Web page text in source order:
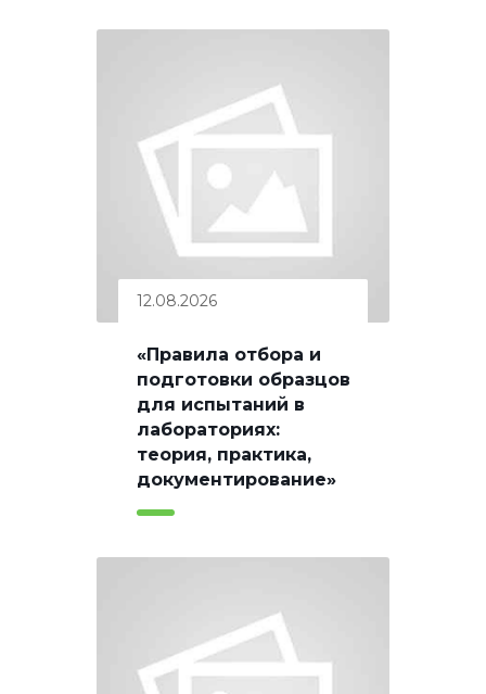
12.08.2026
«Правила отбора и
подготовки образцов
для испытаний в
лабораториях:
теория, практика,
документирование»